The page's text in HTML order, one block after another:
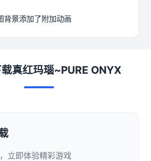
背景添加了附加动画
真红玛瑙~PURE ONYX
立即体验精彩游戏